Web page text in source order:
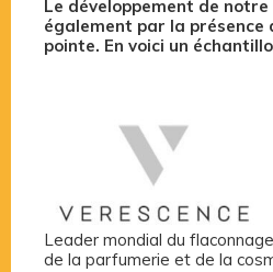
Le développement de notre
également par la présence
pointe. En voici un
Leader mondial du
de la parfumerie et de la